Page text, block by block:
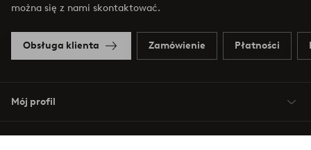
można się z nami skontaktować.
Obsługa klienta Zamówienie Płatności
Mój profil